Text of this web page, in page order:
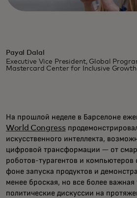
Payal Dalal
Executive Vice President, Global
Mastercard Center for Inclusive Growth
На прошлой неделе в Барселоне
World Congress
искусственного интеллекта,
цифровой трансформации — от
роботов-турагентов и
фоне запуска продуктов и
менее броская, но все более
политические дискуссии на